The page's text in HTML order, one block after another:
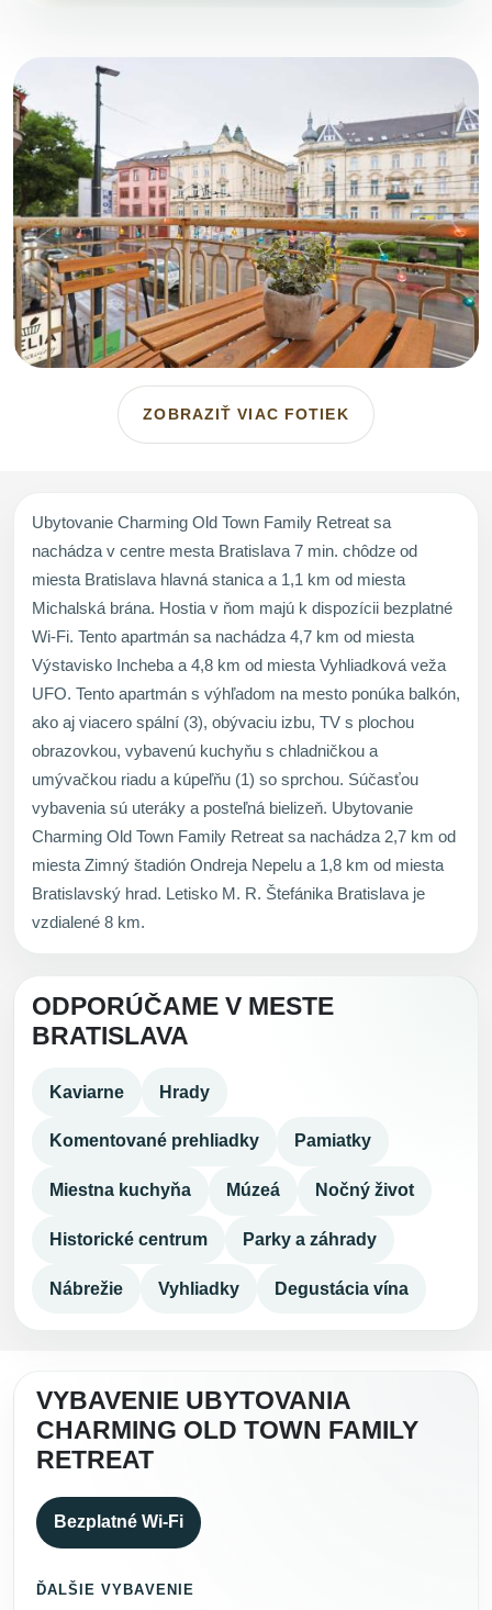
ZOBRAZIŤ VIAC FOTIEK
Ubytovanie Charming Old Town Family Retreat sa
nachádza v centre mesta Bratislava 7 min. chôdze od
miesta Bratislava hlavná stanica a 1,1 km od miesta
Michalská brána. Hostia v ňom majú k dispozícii bezplatné
Wi-Fi. Tento apartmán sa nachádza 4,7 km od miesta
Výstavisko Incheba a 4,8 km od miesta Vyhliadková veža
UFO. Tento apartmán s výhľadom na mesto ponúka balkón,
ako aj viacero spální (3), obývaciu izbu, TV s plochou
obrazovkou, vybavenú kuchyňu s chladničkou a
umývačkou riadu a kúpeľňu (1) so sprchou. Súčasťou
vybavenia sú uteráky a posteľná bielizeň. Ubytovanie
Charming Old Town Family Retreat sa nachádza 2,7 km od
miesta Zimný štadión Ondreja Nepelu a 1,8 km od miesta
Bratislavský hrad. Letisko M. R. Štefánika Bratislava je
vzdialené 8 km.
ODPORÚČAME V MESTE
BRATISLAVA
Kaviarne Hrady
Komentované prehliadky Pamiatky
Miestna kuchyňa Múzeá Nočný život
Historické centrum Parky a záhrady
Nábrežie Vyhliadky Degustácia vína
VYBAVENIE UBYTOVANIA
CHARMING OLD TOWN FAMILY
RETREAT
Bezplatné Wi-Fi
ĎALŠIE VYBAVENIE